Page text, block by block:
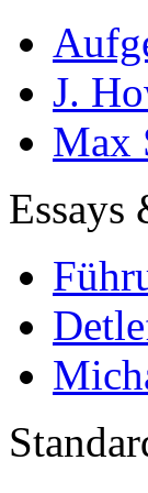
J.
Max
Essays